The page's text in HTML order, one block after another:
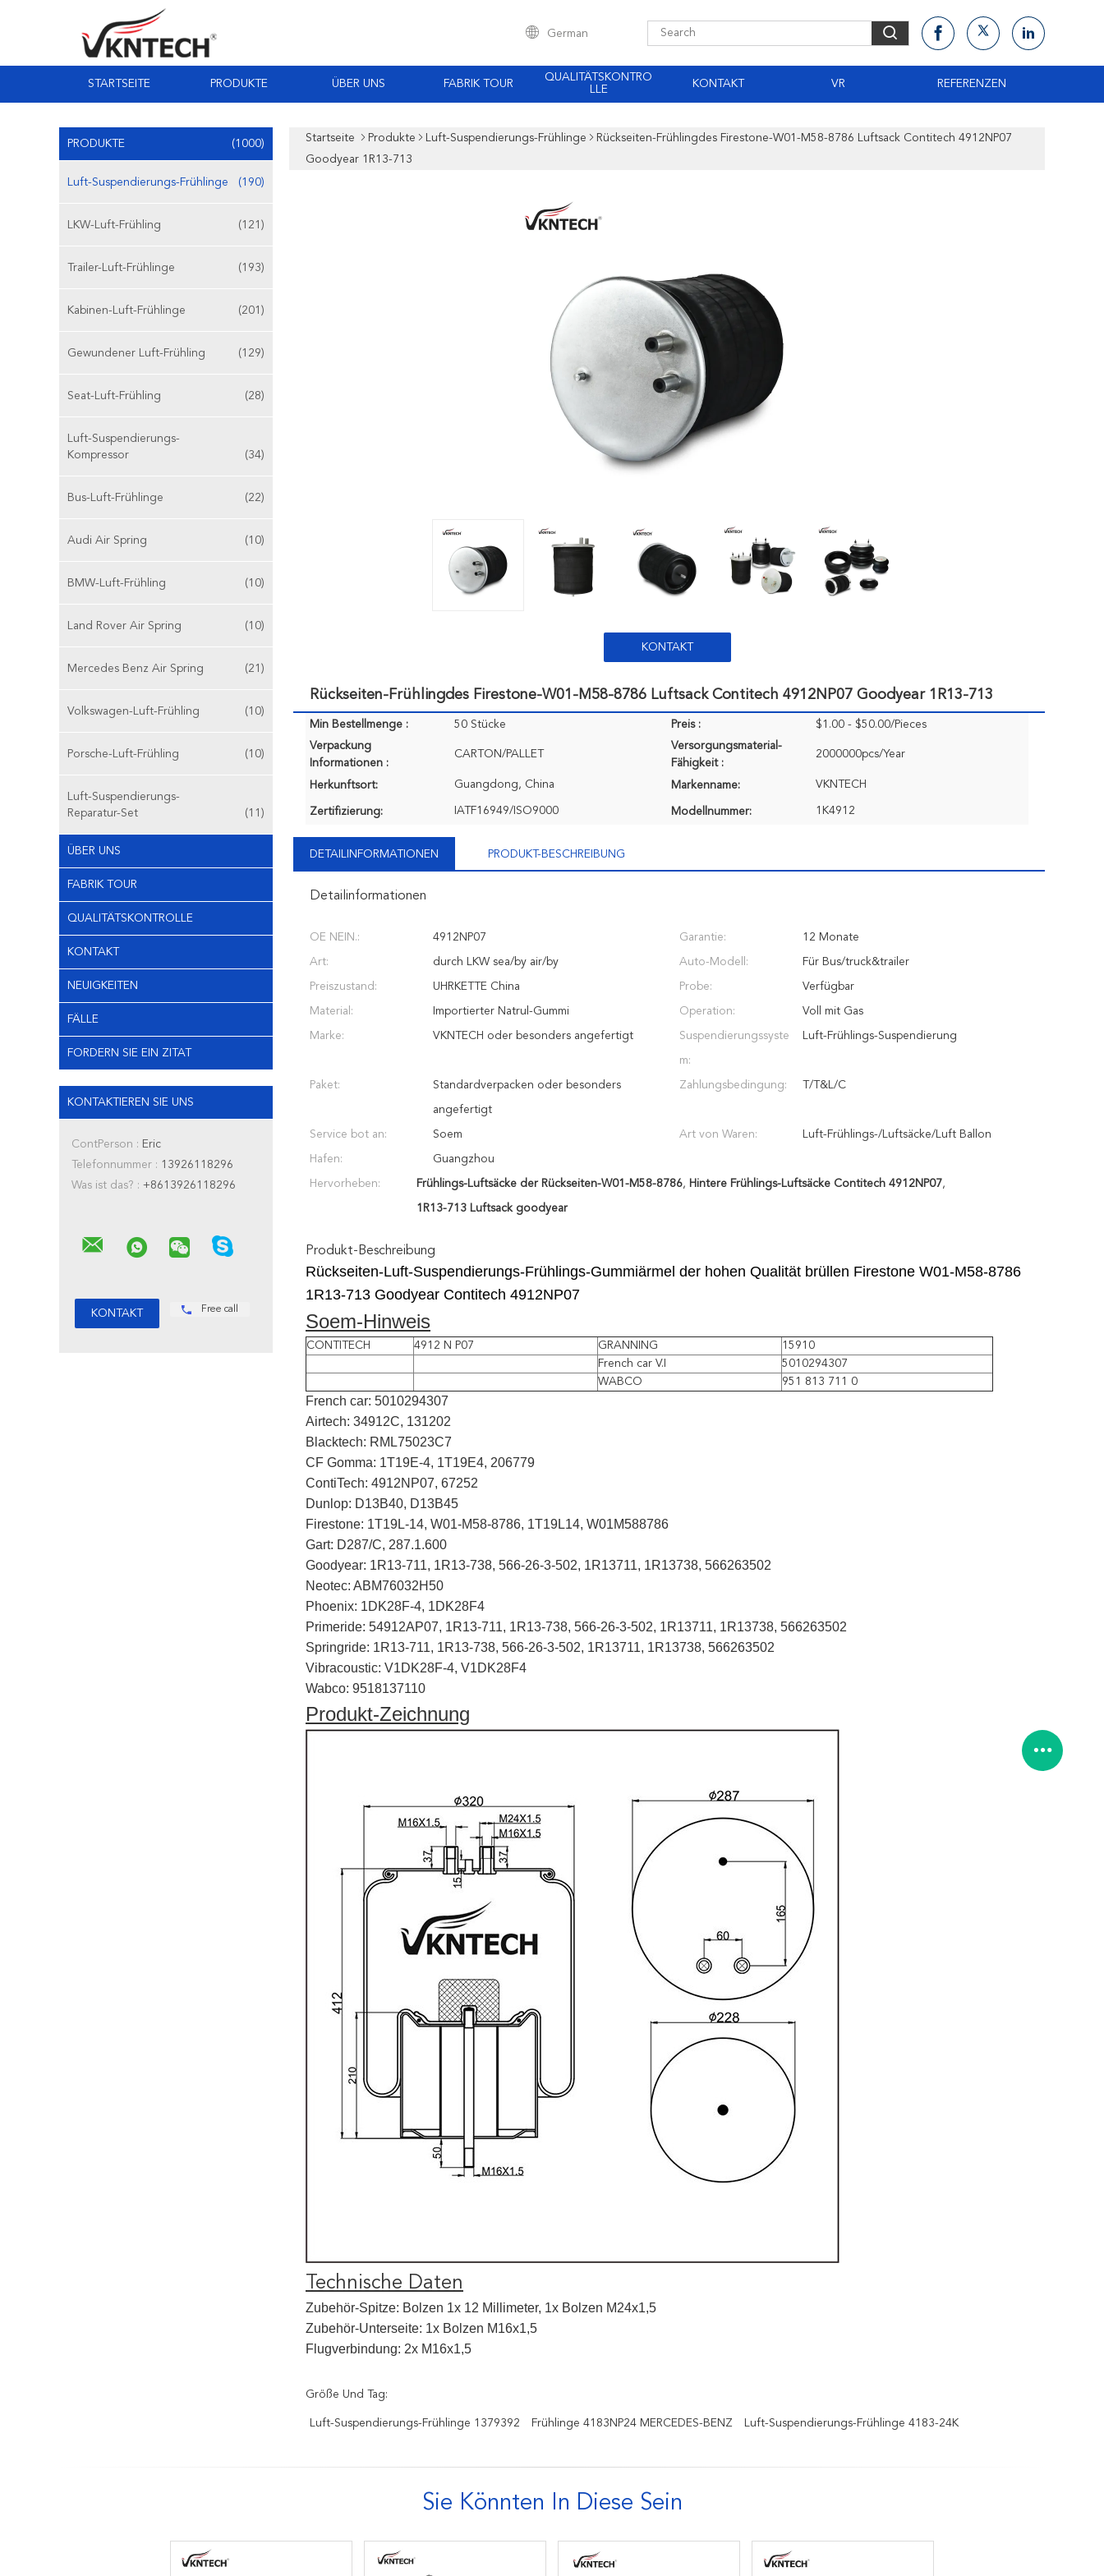
German
STARTSEITE PRODUKTE ÜBER UNS FABRIK TOUR
QUALITÄTSKONTRO
LLE
KONTAKT VR REFERENZEN
PRODUKTE (1000)
Luft-Suspendierungs-Frühlinge (190)
LKW-Luft-Frühling (121)
Trailer-Luft-Frühlinge (193)
Kabinen-Luft-Frühlinge (201)
Gewundener Luft-Frühling (129)
Seat-Luft-Frühling (28)
Luft-Suspendierungs-
Kompressor
(34)
Bus-Luft-Frühlinge (22)
Audi Air Spring (10)
BMW-Luft-Frühling (10)
Land Rover Air Spring (10)
Mercedes Benz Air Spring (21)
Volkswagen-Luft-Frühling (10)
Porsche-Luft-Frühling (10)
Luft-Suspendierungs-
Reparatur-Set
(11)
ÜBER UNS
FABRIK TOUR
QUALITÄTSKONTROLLE
KONTAKT
NEUIGKEITEN
FÄLLE
FORDERN SIE EIN ZITAT
KONTAKTIEREN SIE UNS
ContPerson : Eric
Telefonnummer : 13926118296
Was ist das? : +8613926118296
Free call
Startseite Produkte Luft-Suspendierungs-Frühlinge
Rückseiten-Frühlingdes Firestone-W01-M58-8786 Luftsack Contitech 4912NP07
Goodyear 1R13-713
KONTAKT
Rückseiten-Frühlingdes Firestone-W01-M58-8786 Luftsack Contitech 4912NP07 Goodyear 1R13-713
Min Bestellmenge : 50 Stücke Preis :
$1.00 - $50.00/Pieces
Verpackung
Informationen :
CARTON/PALLET
Versorgungsmaterial-
Fähigkeit :
2000000pcs/Year
Herkunftsort: Guangdong, China Markenname: VKNTECH
Zertifizierung: IATF16949/ISO9000 Modellnummer: 1K4912
DETAILINFORMATIONEN PRODUKT-BESCHREIBUNG
Detailinformationen
OE NEIN.: 4912NP07 Garantie: 12 Monate
Art: durch LKW sea/by air/by Auto-Modell: Für Bus/truck&trailer
Preiszustand: UHRKETTE China Probe: Verfügbar
Material: Importierter Natrul-Gummi Operation: Voll mit Gas
Marke: VKNTECH oder besonders angefertigt Suspendierungssyste
m:
Luft-Frühlings-Suspendierung
Paket: Standardverpacken oder besonders
angefertigt
Zahlungsbedingung: T/T&L/C
Service bot an: Soem Art von Waren: Luft-Frühlings-/Luftsäcke/Luft Ballon
Hafen: Guangzhou
Hervorheben: Frühlings-Luftsäcke der Rückseiten-W01-M58-8786, Hintere Frühlings-Luftsäcke Contitech 4912NP07,
1R13-713 Luftsack goodyear
Produkt-Beschreibung
Rückseiten-Luft-Suspendierungs-Frühlings-Gummiärmel der hohen Qualität brüllen Firestone W01-M58-8786
1R13-713 Goodyear Contitech 4912NP07
Soem-Hinweis
CONTITECH 4912 N P07 GRANNING
15910
French car V.I
5010294307
WABCO
951 813 711 0
French car: 5010294307
Airtech: 34912C, 131202
Blacktech: RML75023C7
CF Gomma: 1T19E-4, 1T19E4, 206779
ContiTech: 4912NP07, 67252
Dunlop: D13B40, D13B45
Firestone: 1T19L-14, W01-M58-8786, 1T19L14, W01M588786
Gart: D287/C, 287.1.600
Goodyear: 1R13-711, 1R13-738, 566-26-3-502, 1R13711, 1R13738, 566263502
Neotec: ABM76032H50
Phoenix: 1DK28F-4, 1DK28F4
Primeride: 54912AP07, 1R13-711, 1R13-738, 566-26-3-502, 1R13711, 1R13738, 566263502
Springride: 1R13-711, 1R13-738, 566-26-3-502, 1R13711, 1R13738, 566263502
Vibracoustic: V1DK28F-4, V1DK28F4
Wabco: 9518137110
Produkt-Zeichnung
Technische Daten
Zubehör-Spitze: Bolzen 1x 12 Millimeter, 1x Bolzen M24x1,5
Zubehör-Unterseite: 1x Bolzen M16x1,5
Flugverbindung: 2x M16x1,5
Größe Und Tag:
Luft-Suspendierungs-Frühlinge 1379392 Frühlinge 4183NP24 MERCEDES-BENZ Luft-Suspendierungs-Frühlinge 4183-24K
Sie Könnten In Diese Sein